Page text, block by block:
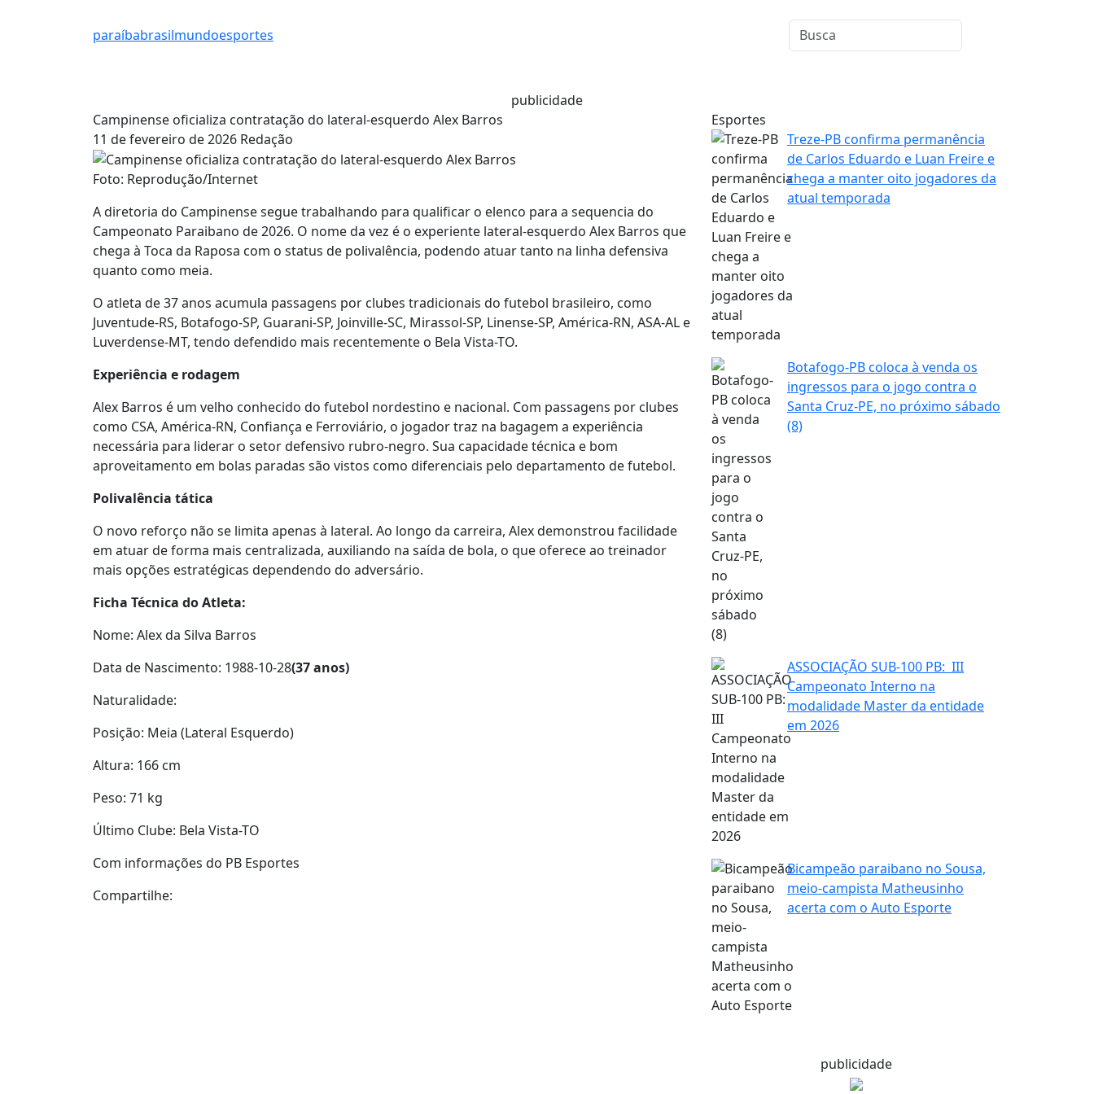
paraíbabrasilmundoesportes
publicidade
Campinense oficializa contratação do lateral-esquerdo Alex Barros
11 de fevereiro de 2026 Redação
Foto: Reprodução/Internet
A diretoria do Campinense segue trabalhando para qualificar o elenco para a sequencia do
Campeonato Paraibano de 2026. O nome da vez é o experiente lateral-esquerdo Alex Barros que
chega à Toca da Raposa com o status de polivalência, podendo atuar tanto na linha defensiva
quanto como meia.
O atleta de 37 anos acumula passagens por clubes tradicionais do futebol brasileiro, como
Juventude-RS, Botafogo-SP, Guarani-SP, Joinville-SC, Mirassol-SP, Linense-SP, América-RN, ASA-AL e
Luverdense-MT, tendo defendido mais recentemente o Bela Vista-TO.
Experiência e rodagem
Alex Barros é um velho conhecido do futebol nordestino e nacional. Com passagens por clubes
como CSA, América-RN, Confiança e Ferroviário, o jogador traz na bagagem a experiência
necessária para liderar o setor defensivo rubro-negro. Sua capacidade técnica e bom
aproveitamento em bolas paradas são vistos como diferenciais pelo departamento de futebol.
Polivalência tática
O novo reforço não se limita apenas à lateral. Ao longo da carreira, Alex demonstrou facilidade
em atuar de forma mais centralizada, auxiliando na saída de bola, o que oferece ao treinador
mais opções estratégicas dependendo do adversário.
Ficha Técnica do Atleta:
Nome: Alex da Silva Barros
Data de Nascimento: 1988-10-28(37 anos)
Naturalidade:
Posição: Meia (Lateral Esquerdo)
Altura: 166 cm
Peso: 71 kg
Último Clube: Bela Vista-TO
Com informações do PB Esportes
Compartilhe:
Esportes
Treze-PB confirma permanência
de Carlos Eduardo e Luan Freire e
chega a manter oito jogadores da
atual temporada
Botafogo-PB coloca à venda os
ingressos para o jogo contra o
Santa Cruz-PE, no próximo sábado
(8)
ASSOCIAÇÃO SUB-100 PB: III
Campeonato Interno na
modalidade Master da entidade
em 2026
Bicampeão paraibano no Sousa,
meio-campista Matheusinho
acerta com o Auto Esporte
publicidade